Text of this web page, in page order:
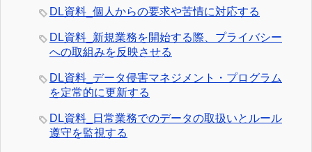
DL資料_個人からの要求や苦情に対応する
DL資料_新規業務を開始する際、プライバシー
への取組みを反映させる
DL資料_データ侵害マネジメント・プログラム
を定常的に更新する
DL資料_日常業務でのデータの取扱いとルール
遵守を監視する